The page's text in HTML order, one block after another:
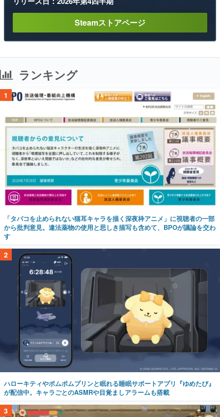
Steamストアページ
ランキング
1
「タバコを止められない猫耳キャラを描く深夜枠アニメ」に視聴者の一部
から批判意見。違法薬物の使用と思しき描写も含めて、BPOが議論を交わ
す
2
ハローキティやポムポムプリンと眠れる睡眠サポートアプリ『ゆめたび』
が配信中。キャラごとのASMRや目覚ましアラームも搭載
3